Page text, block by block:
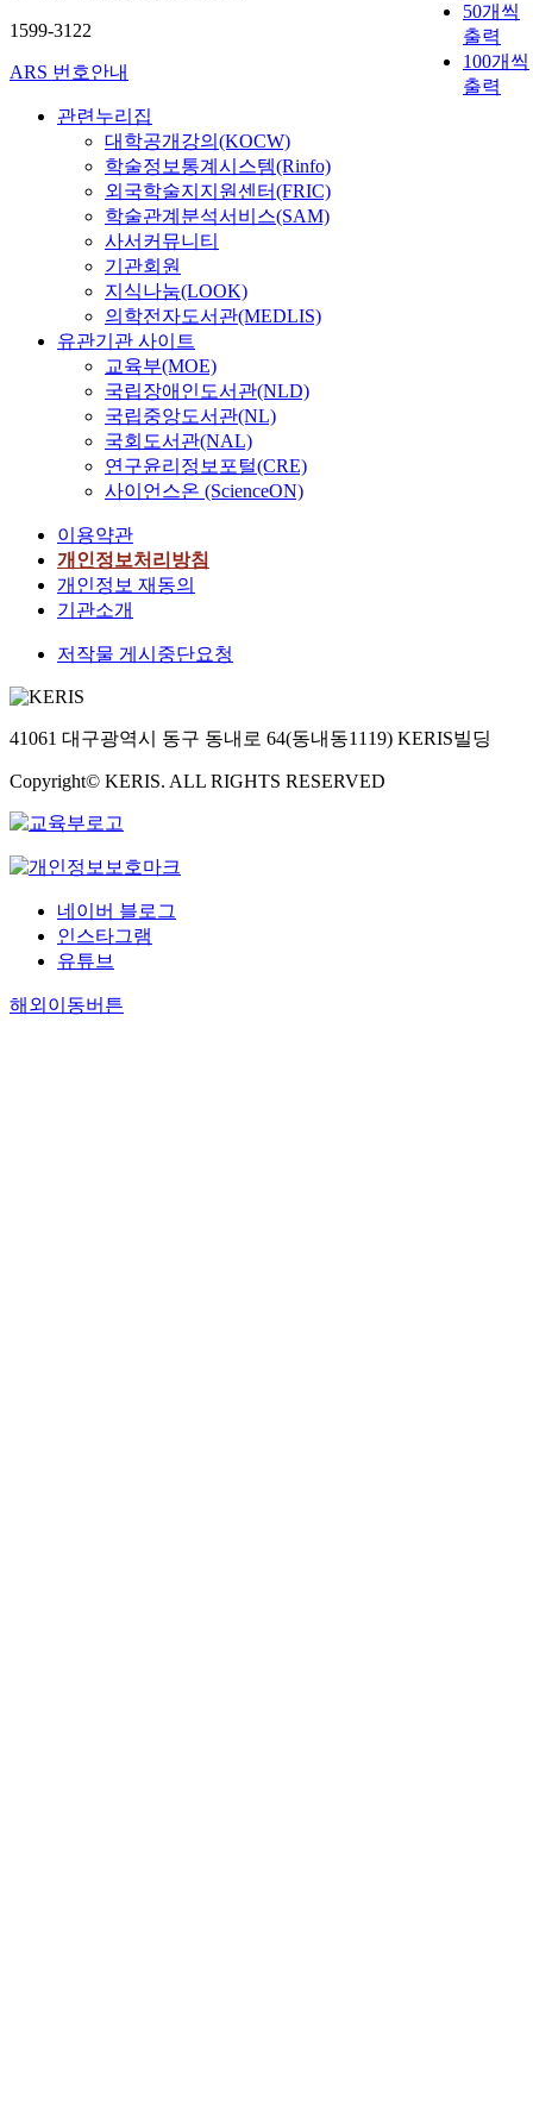
50개씩
출력
100개씩
출력
1599-3122
ARS 번호안내
관련누리집
대학공개강의(KOCW)
학술정보통계시스템(Rinfo)
외국학술지지원센터(FRIC)
학술관계분석서비스(SAM)
사서커뮤니티
기관회원
지식나눔(LOOK)
의학전자도서관(MEDLIS)
유관기관 사이트
교육부(MOE)
국립장애인도서관(NLD)
국립중앙도서관(NL)
국회도서관(NAL)
연구윤리정보포털(CRE)
사이언스온 (ScienceON)
이용약관
개인정보처리방침
개인정보 재동의
기관소개
저작물 게시중단요청
41061 대구광역시 동구 동내로 64(동내동1119) KERIS빌딩
Copyright© KERIS. ALL RIGHTS RESERVED
네이버 블로그
인스타그램
유튜브
해외이동버튼